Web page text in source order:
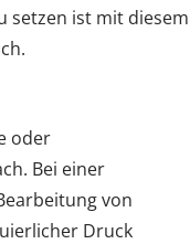
setzen ist mit diesem
oder
Bei einer
von
Druck